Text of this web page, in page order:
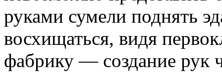
руками сумели поднять
восхищаться, видя
фабрику — создание рук